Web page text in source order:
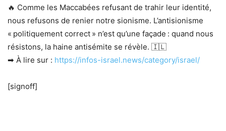
🔥 Comme les Maccabées refusant de trahir leur identité,
nous refusons de renier notre sionisme. L’antisionisme
« politiquement correct » n’est qu’une façade : quand nous
résistons, la haine antisémite se révèle. 🇮🇱
➡ À lire sur : https://infos-israel.news/category/israel/
[signoff]